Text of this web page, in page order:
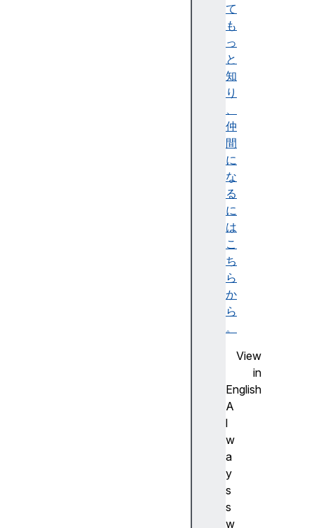
て
も
っ
と
知
り
、
仲
間
に
な
る
に
は
こ
ち
ら
か
ら
。
View
in
English
A
l
w
a
y
s
s
w